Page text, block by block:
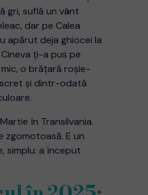
gri, suflă un vânt
dar pe Calea
apărut deja ghiocei la
ți-a pus pe
o brățară roșie-
și dintr-odată
în Transilvania.
zgomotoasă. E un
simplu: a început